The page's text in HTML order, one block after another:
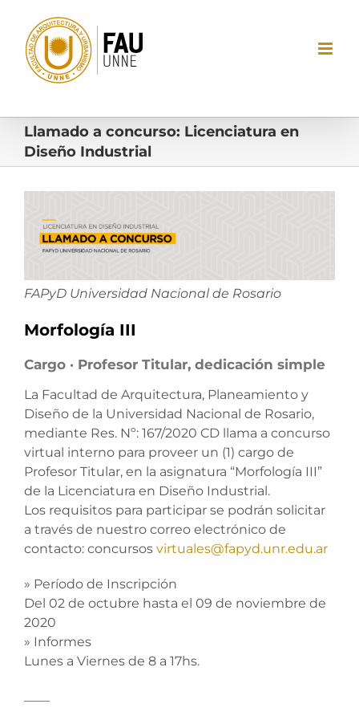
contenido
Llamado a concurso: Licenciatura en
Diseño Industrial
imagen
más
grande
FAPyD Universidad Nacional de Rosario
Morfología III
Cargo · Profesor Titular, dedicación simple
La Facultad de Arquitectura, Planeamiento y
Diseño de la Universidad Nacional de Rosario,
mediante Res. Nº: 167/2020 CD llama a concurso
virtual interno para proveer un (1) cargo de
Profesor Titular, en la asignatura “Morfología III”
de la Licenciatura en Diseño Industrial.
Los requisitos para participar se podrán solicitar
a través de nuestro correo electrónico de
contacto: concursos virtuales@fapyd.unr.edu.ar
» Período de Inscripción
Del 02 de octubre hasta el 09 de noviembre de
2020
» Informes
Lunes a Viernes de 8 a 17hs.